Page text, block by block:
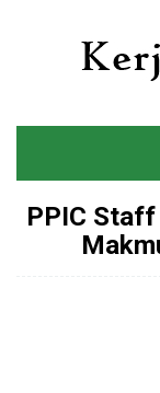
PPIC